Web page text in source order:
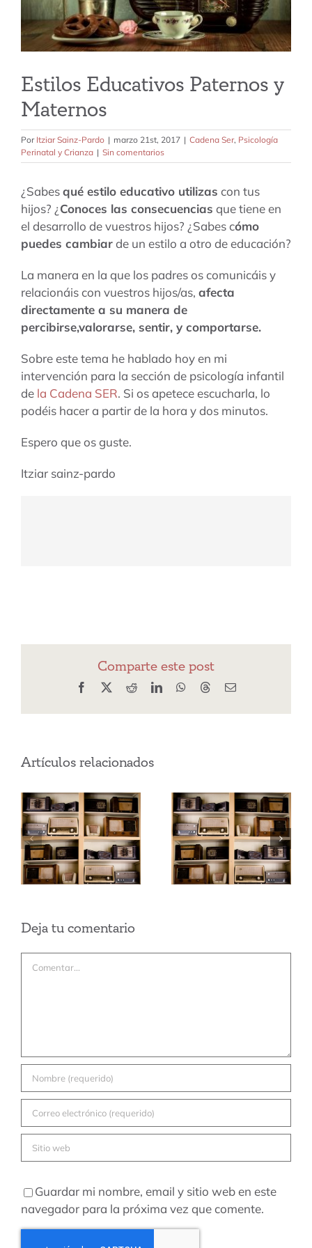
tarifas
Estilos Educativos Paternos y
Maternos
Por Itziar Sainz-Pardo | marzo 21st, 2017 | Cadena Ser, Psicología
Perinatal y Crianza | Sin comentarios
¿Sabesqué estilo educativo utilizas con tus
hijos? ¿Conoces las consecuencias que tiene en
el desarrollo de vuestros hijos? ¿Sabes cómo
puedes cambiarde un estilo a otro de educación?
La manera en la que los padres os comunicáis y
relacionáis con vuestros hijos/as, afecta
directamente a su manera de
percibirse,valorarse, sentir, y comportarse.
Sobre este tema he hablado hoy en mi
intervención para la sección de psicología infantil
de la Cadena SER. Si os apetece escucharla, lo
podéis hacer a partir de la hora y dos minutos.
Espero que os guste.
Itziar sainz-pardo
Comparte este post
Facebook RedditLinkedInWhatsApp
ThreadsCorreo
Artículos relacionados
Pandemia y
Reyes Magos
¿Cómo
conseguir los
propósitos de
año nuevo?
Deja tu comentario
Guardar mi nombre, email y sitio web en este
navegador para la próxima vez que comente.